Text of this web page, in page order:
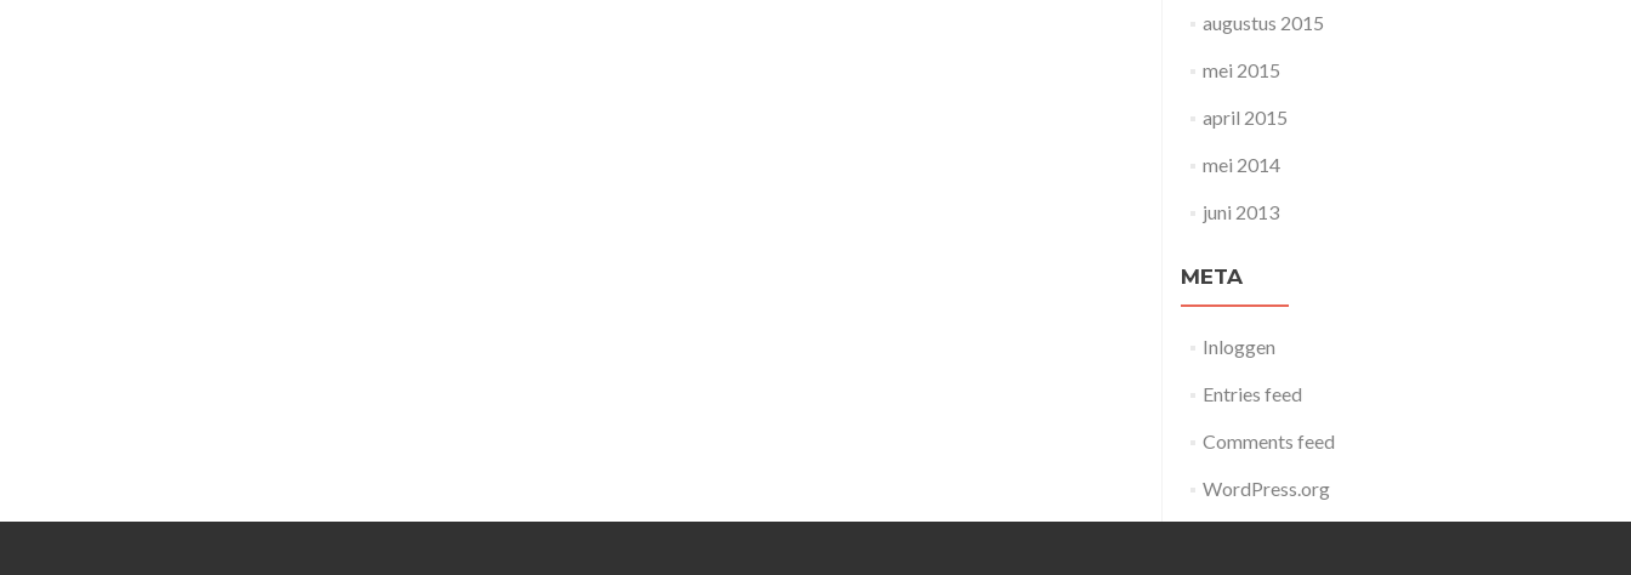
augustus 2015
mei 2015
april 2015
mei 2014
juni 2013
META
Inloggen
Entries feed
Comments feed
WordPress.org